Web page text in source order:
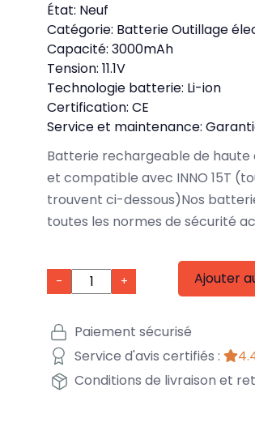
État: Neuf
Catégorie: Batterie Outillage
Capacité: 3000mAh
Tension: 11.1V
Technologie batterie: Li-ion
Certification: CE
Service et maintenance:
Batterie rechargeable de
et compatible avec INNO 15T
trouvent ci-dessous)Nos
toutes les normes de sécurité
- + Ajouter
Paiement sécurisé
Service d'avis certifiés :
Conditions de livraison et